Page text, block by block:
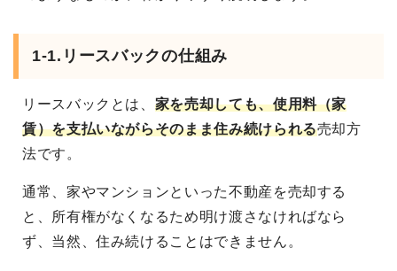
1-1.リースバックの仕組み
リースバックとは、 家を売却しても、使用料（家
賃）を支払いながらそのまま住み続けられる売却方
法です。
通常、家やマンションといった不動産を売却する
と、所有権がなくなるため明け渡さなければなら
ず、当然、住み続けることはできません。